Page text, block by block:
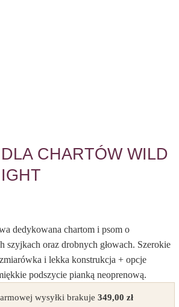
CHARTÓW WILD
dedykowana chartom i psom o
szyjkach oraz drobnych głowach. Szerokie
i lekka konstrukcja + opcje
podszycie pianką neoprenową.
wysyłki brakuje 349,00 zł